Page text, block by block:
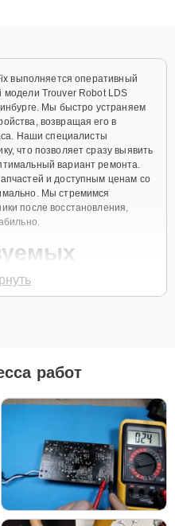
выполняется оперативный
модели Trouver Robot LDS
Мы быстро устраняем
возвращая его в
Наши специалисты
что позволяет сразу выявить
вариант ремонта.
и доступным ценам со
Мы стремимся
после восстановления,
планируется
срок, лучшим выбором
так как они
и долгий срок
устройство в
качественного
работ